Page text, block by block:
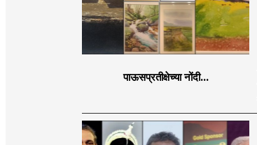
पाऊसप्रतीक्षेच्या नोंदी...